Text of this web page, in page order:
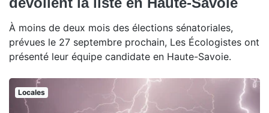
À moins de deux mois des élections sénatoriales,
prévues le 27 septembre prochain, Les Écologistes ont
présenté leur équipe candidate en Haute-Savoie.
Locales